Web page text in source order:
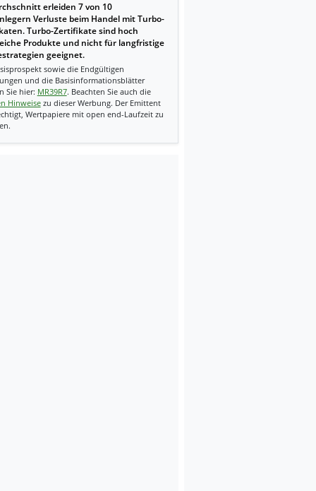
erleiden 7 von 10
Verluste beim Handel mit Turbo-
Turbo-Zertifikate sind hoch
Produkte und nicht für langfristige
geeignet.
sowie die Endgültigen
und die Basisinformationsblätter
Sie hier: MR39R7. Beachten Sie auch die
Hinweisezu dieser Werbung. Der Emittent
Wertpapiere mit open end-Laufzeit zu